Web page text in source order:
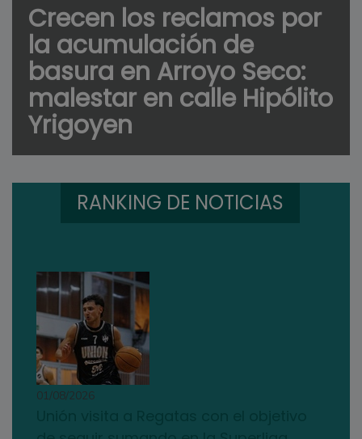
Crecen los reclamos por
la acumulación de
basura en Arroyo Seco:
malestar en calle Hipólito
Yrigoyen
RANKING DE NOTICIAS
01/08/2026